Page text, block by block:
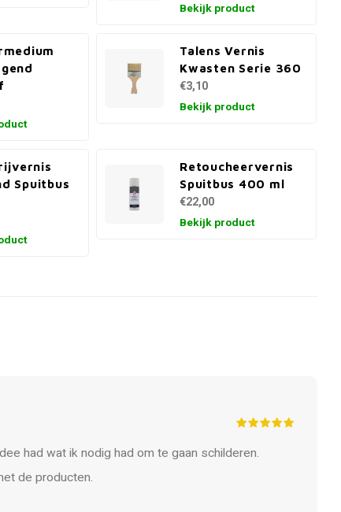
Bekijk product
Talens Vernis
Kwasten Serie 360
€3,10
Bekijk product
Spuitbus
Retoucheervernis
Spuitbus 400 ml
€22,00
Bekijk product
had wat ik nodig had om te gaan schilderen.
de producten.